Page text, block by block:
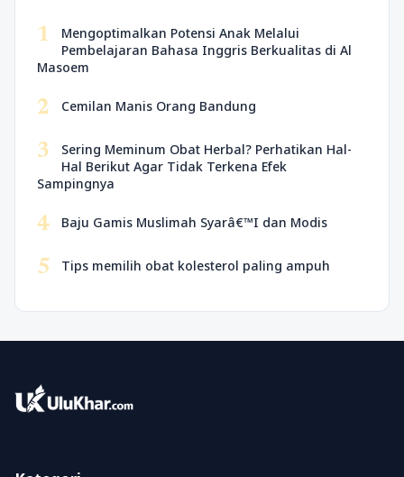
1
Mengoptimalkan Potensi Anak Melalui
Pembelajaran Bahasa Inggris Berkualitas di Al
Masoem
2 Cemilan Manis Orang Bandung
3
Sering Meminum Obat Herbal? Perhatikan Hal-
Hal Berikut Agar Tidak Terkena Efek
Sampingnya
4 Baju Gamis Muslimah Syarâ€™I dan Modis
5 Tips memilih obat kolesterol paling ampuh